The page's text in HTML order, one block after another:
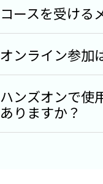
を実現するクラ
ムです。Gartner
いて7年連続でリ
HubSpot、
企業に利用され
な知識やWorkato
ムーズに受講い
方々の多くはIT
なく本コースの
コースを受ける
と
下記4点です：
このコース
オンライン参加
本トレーニング
す。オンライン
ハンズオンで使
ありますか？